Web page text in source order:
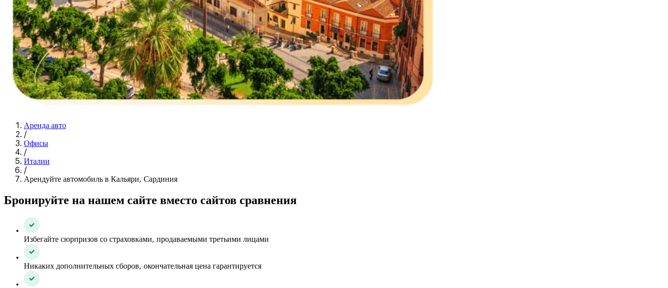
Аренда авто
/
Офисы
/
Италии
/
Арендуйте автомобиль в Кальяри, Сардиния
Бронируйте на нашем сайте вместо сайтов сравнения
Избегайте сюрпризов со страховками, продаваемыми третьими лицами
Никаких дополнительных сборов, окончательная цена гарантируется